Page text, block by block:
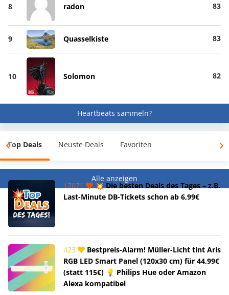
8 radon 83
9 Quasselkiste 83
10 Solomon 82
Heartbeats sammeln?
Top Deals Neuste Deals Favoriten
Alle anzeigen
17071
💥 Die besten Deals des Tages – z.B.
Last-Minute DB-Tickets schon ab 6,99€
423
Bestpreis-Alarm! Müller-Licht tint Aris
RGB LED Smart Panel (120x30 cm) für 44,99€
(statt 115€) 💡 Philips Hue oder Amazon
Alexa kompatibel